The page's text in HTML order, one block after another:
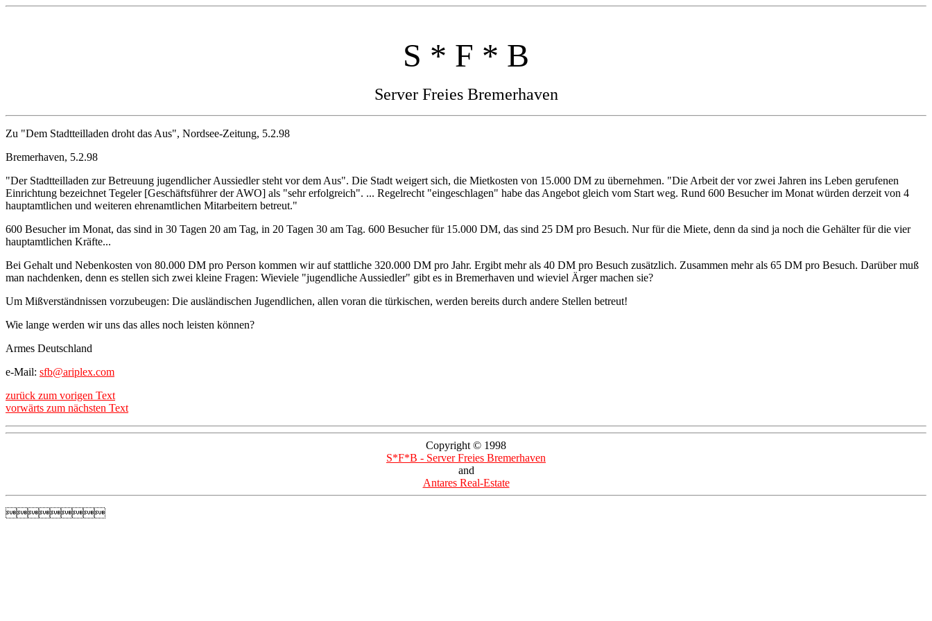
S * F * B
Server Freies Bremerhaven
Zu "Dem Stadtteilladen droht das Aus", Nordsee-Zeitung, 5.2.98
Bremerhaven, 5.2.98
"Der Stadtteilladen zur Betreuung jugendlicher Aussiedler steht vor dem Aus". Die Stadt weigert sich, die Mietkosten von 15.000 DM zu übernehmen. "Die Arbeit der vor zwei Jahren ins Leben gerufenen
Einrichtung bezeichnet Tegeler [Geschäftsführer der AWO] als "sehr erfolgreich". ... Regelrecht "eingeschlagen" habe das Angebot gleich vom Start weg. Rund 600 Besucher im Monat würden derzeit von 4
hauptamtlichen und weiteren ehrenamtlichen Mitarbeitern betreut."
600 Besucher im Monat, das sind in 30 Tagen 20 am Tag, in 20 Tagen 30 am Tag. 600 Besucher für 15.000 DM, das sind 25 DM pro Besuch. Nur für die Miete, denn da sind ja noch die Gehälter für die vier
hauptamtlichen Kräfte...
Bei Gehalt und Nebenkosten von 80.000 DM pro Person kommen wir auf stattliche 320.000 DM pro Jahr. Ergibt mehr als 40 DM pro Besuch zusätzlich. Zusammen mehr als 65 DM pro Besuch. Darüber muß
man nachdenken, denn es stellen sich zwei kleine Fragen: Wieviele "jugendliche Aussiedler" gibt es in Bremerhaven und wieviel Ärger machen sie?
Um Mißverständnissen vorzubeugen: Die ausländischen Jugendlichen, allen voran die türkischen, werden bereits durch andere Stellen betreut!
Wie lange werden wir uns das alles noch leisten können?
Armes Deutschland
e-Mail: sfb@ariplex.com
zurück zum vorigen Text
vorwärts zum nächsten Text
Copyright © 1998
S*F*B - Server Freies Bremerhaven
and
Antares Real-Estate
